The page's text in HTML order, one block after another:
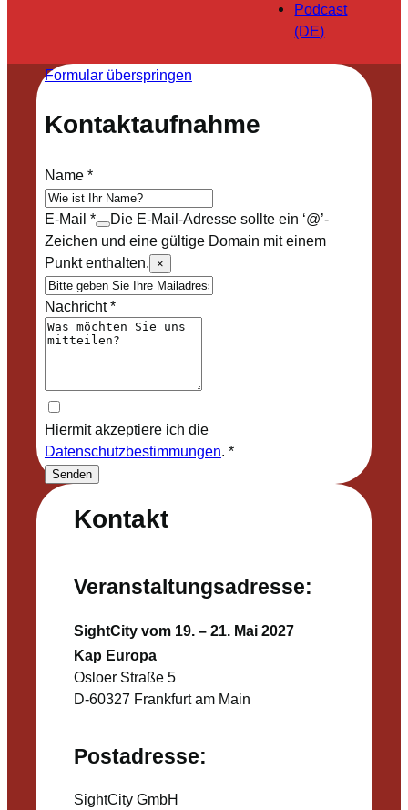
Podcast
(DE)
Kontakt
Veranstaltungsadresse:
SightCity vom 19. – 21. Mai 2027
Kap Europa
Osloer Straße 5
D-60327 Frankfurt am Main
Postadresse:
SightCity GmbH
Formular überspringen
Kontaktaufnahme
Name*
E-Mail *
Die E-Mail-Adresse sollte ein ‘@’-
Zeichen und eine gültige Domain mit einem
Punkt enthalten.
×
Nachricht*
Hiermit akzeptiere ich die
Datenschutzbestimmungen. *
Senden